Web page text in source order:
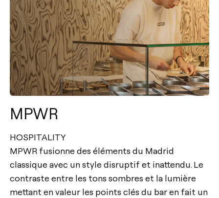
MPWR
HOSPITALITY
MPWR fusionne des éléments du Madrid
classique avec un style disruptif et inattendu. Le
contraste entre les tons sombres et la lumière
mettant en valeur les points clés du bar en fait un